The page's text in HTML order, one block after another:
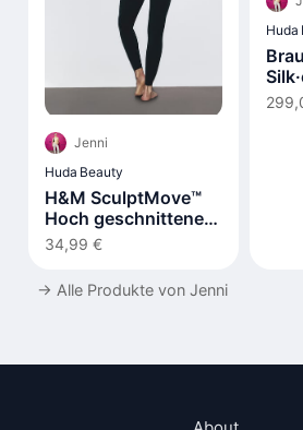
Jenni
Huda Beauty
H&M SculptMove™
Hoch geschnittene
Leggings
34,99 €
Huda
at
→ Alle Produkte von Jenni